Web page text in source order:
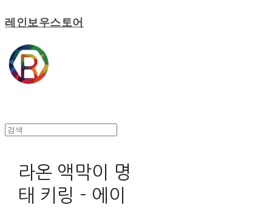
레인보우스토어
라온 액막이 명
태 키링 - 에이